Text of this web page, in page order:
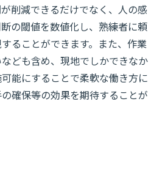
削減できるだけでなく、人の感
の閾値を数値化し、熟練者に頼
ることができます。また、作業
ども含め、現地でしかできなか
能にすることで柔軟な働き方に
確保等の効果を期待することが